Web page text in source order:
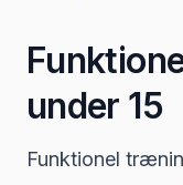
under 15
Funktionel